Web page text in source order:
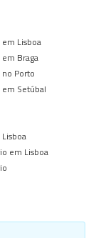
Lisboa
Braga
Porto
Setúbal
em Lisboa